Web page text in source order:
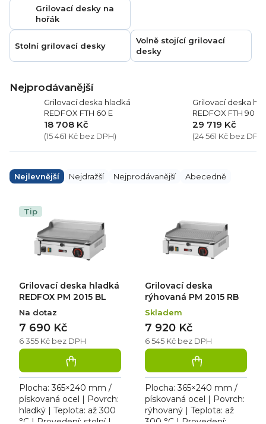
Grilovací desky na
hořák
Stolní grilovací desky
Volně stojící grilovací
desky
Nejprodávanější
Grilovací deska hladká
REDFOX FTH 60 E
18 708 Kč
(15 461 Kč bez DPH)
Grilovací deska
REDFOX FTH 90 E
29 719 Kč
(24 561 Kč bez DPH)
a
z
Nejlevnější Nejdražší Nejprodávanější Abecedně
Tip
Grilovací deska hladká
REDFOX PM 2015 BL
Na dotaz
6 355 Kč bez DPH
7 690 Kč
Plocha: 365×240 mm /
pískovaná ocel | Povrch:
hladký | Teplota: až 300
°C | Provedení: stolní |
Grilovací deska
rýhovaná PM 2015 RB
Skladem
6 545 Kč bez DPH
7 920 Kč
Plocha: 365×240 mm /
pískovaná ocel | Povrch:
rýhovaný | Teplota: až
300 °C | Provedení: